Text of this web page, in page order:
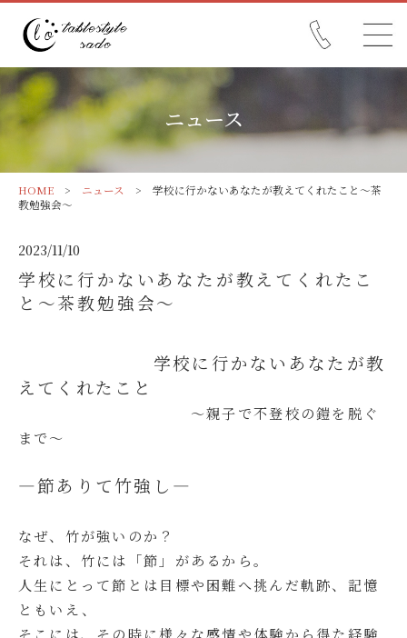
ニュース
HOME> ニュース
> 学校に行かないあなたが教えてくれたこと～茶
教勉強会～
2023/11/10
学校に行かないあなたが教えてくれたこ
と～茶教勉強会～
学校に行かないあなたが教
えてくれたこと
～親子で不登校の鎧を脱ぐ
まで～
―節ありて竹強し―
なぜ、竹が強いのか？
それは、竹には「節」があるから。
人生にとって節とは目標や困難へ挑んだ軌跡、記憶
ともいえ、
そこには、その時に様々な感情や体験から得た経験